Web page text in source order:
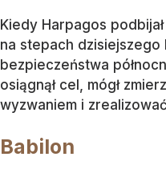
Kiedy Harpagos
na stepach dzisiejszego
bezpieczeństwa
osiągnął cel, mógł
wyzwaniem i
Babilon